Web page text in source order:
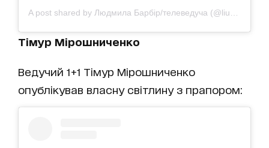
A post shared by Людмила Барбір/телеведуча (@liudmila.barbir)
Тімур Мірошниченко
Ведучий 1+1 Тімур Мірошниченко
опублікував власну світлину з прапором: